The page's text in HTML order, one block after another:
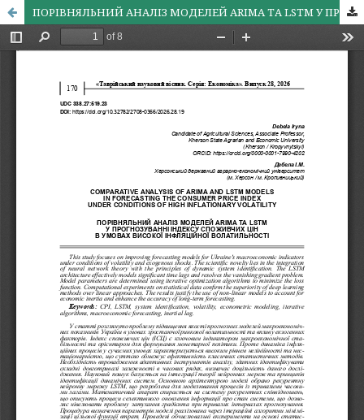
ПОРІВНЯЛЬНИЙ АНАЛІЗ МОДЕЛЕЙ ARIMA ТА LSTM У ПРОГНОЗУВАННІ ІНДЕКСУ СПОЖИВЧИХ ЦІН В УМОВАХ ВИСОКОЇ ІНФЛЯЦІЙНОЇ ВОЛАТИЛЬНОСТІ